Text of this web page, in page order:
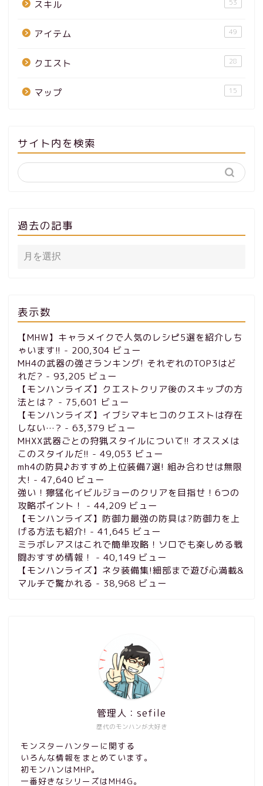
スキル 53
アイテム 49
クエスト 28
マップ 15
サイト内を検索
過去の記事
表示数
【MHW】キャラメイクで人気のレシピ5選を紹介しち
ゃいます!! - 200,304 ビュー
MH4の武器の強さランキング! それぞれのTOP3はど
れだ? - 93,205 ビュー
【モンハンライズ】クエストクリア後のスキップの方
法とは？ - 75,601 ビュー
【モンハンライズ】イブシマキヒコのクエストは存在
しない…? - 63,379 ビュー
MHXX武器ごとの狩猟スタイルについて!! オススメは
このスタイルだ!! - 49,053 ビュー
mh4の防具♪おすすめ上位装備7選! 組み合わせは無限
大! - 47,640 ビュー
強い！獰猛化イビルジョーのクリアを目指せ！6つの
攻略ポイント！
- 44,209 ビュー
【モンハンライズ】防御力最強の防具は?防御力を上
げる方法も紹介! - 41,645 ビュー
ミラボレアスはこれで簡単攻略！ソロでも楽しめる戦
闘おすすめ情報！
- 40,149 ビュー
【モンハンライズ】ネタ装備集!細部まで遊び心満載&
マルチで驚かれる - 38,968 ビュー
歴代のモンハンが大好き
管理人：sefile
モンスターハンターに関する
いろんな情報をまとめています。
初モンハンはMHP。
一番好きなシリーズはMH4G。